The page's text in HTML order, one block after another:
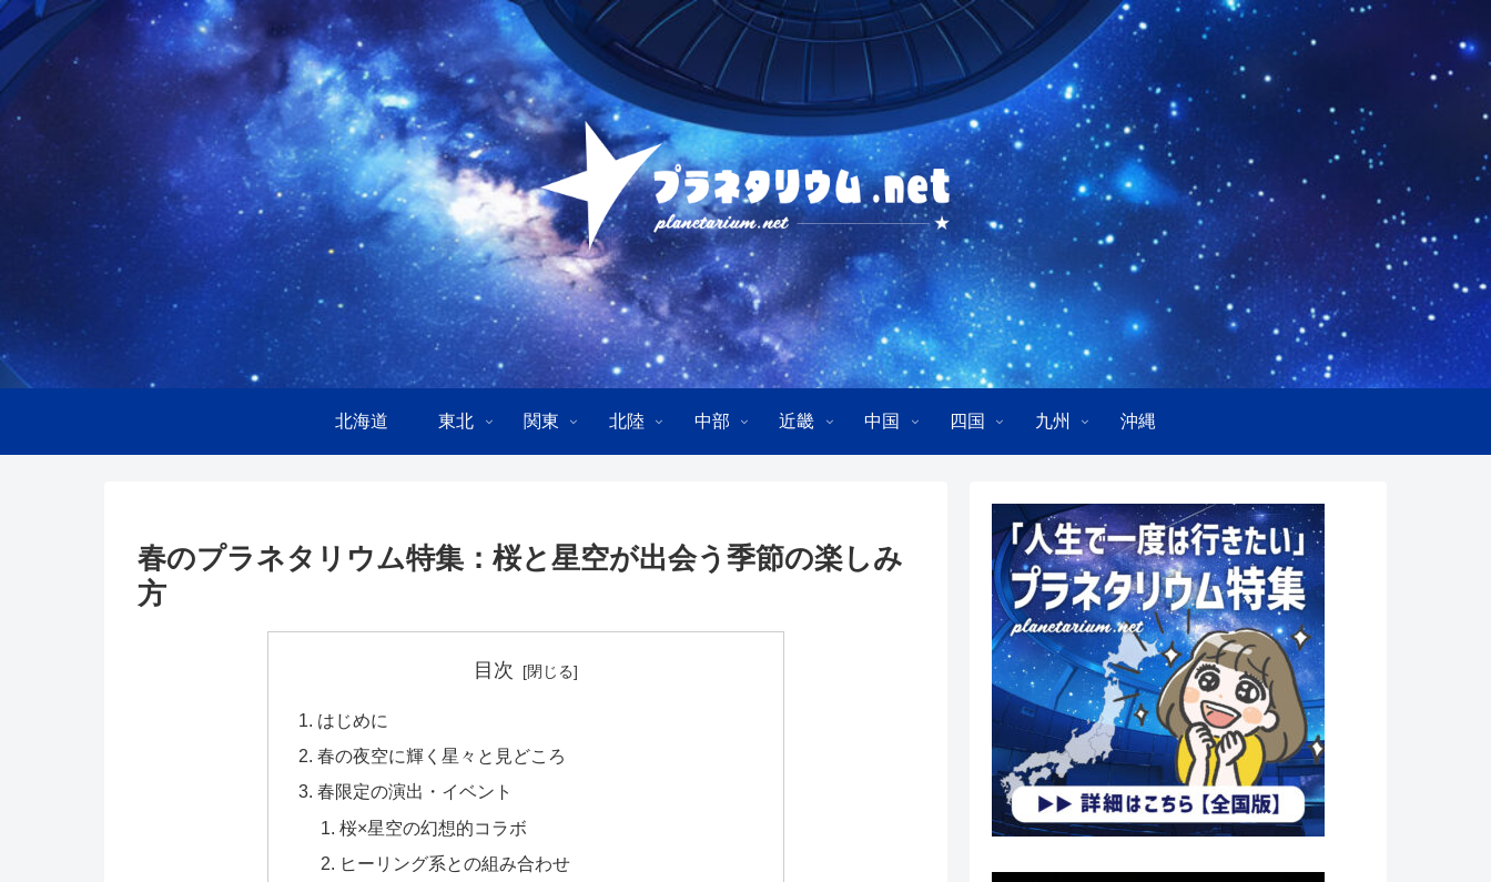
北海道 東北 関東 北陸 中部 近畿 中国 四国 九州 沖縄
春のプラネタリウム特集：桜と星空が出会う季節の楽しみ
方
目次
はじめに
春の夜空に輝く星々と見どころ
春限定の演出・イベント
桜×星空の幻想的コラボ
ヒーリング系との組み合わせ